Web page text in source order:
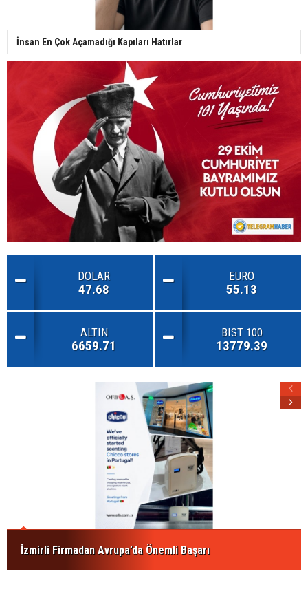
İnsan En Çok Açamadığı Kapıları Hatırlar
DOLAR
47.68
EURO
55.13
ALTIN
6659.71
BIST 100
13779.39
İzmirli Firmadan Avrupa’da Önemli Başarı